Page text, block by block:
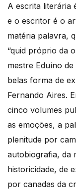
A escrita literária
e o escritor é o
matéria palavra,
“quid próprio da
mestre Eduíno
belas forma de
Fernando Aires.
cinco volumes
as emoções, a
plenitude por
autobiografia, da
historicidade, de
por canadas da